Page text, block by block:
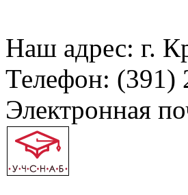
Наш адрес: г.
Телефон: (391)
Электронная